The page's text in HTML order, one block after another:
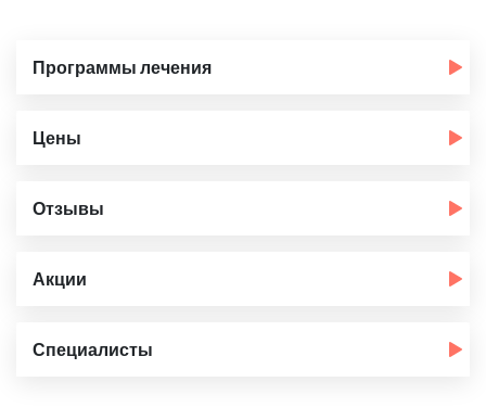
Программы лечения
Цены
Отзывы
Акции
Специалисты